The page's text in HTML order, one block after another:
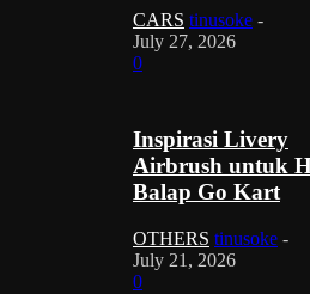
CARS tinusoke -
July 27, 2026
0
Inspirasi Livery
Airbrush untuk
Balap Go Kart
OTHERS tinusoke -
July 21, 2026
0